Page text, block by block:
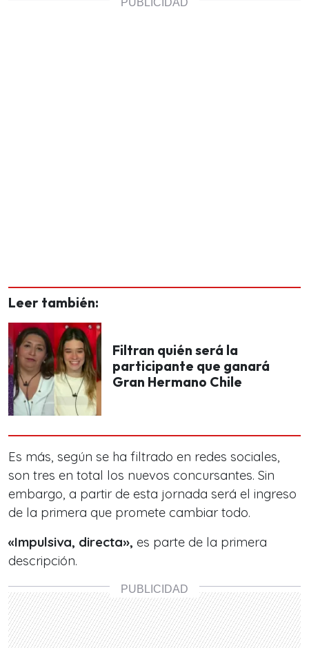
Leer también:
Filtran quién será la
participante que ganará
Gran Hermano Chile
Es más, según se ha filtrado en redes sociales,
son tres en total los nuevos concursantes. Sin
embargo, a partir de esta jornada será el ingreso
de la primera que promete cambiar todo.
«Impulsiva, directa», es parte de la primera
descripción.